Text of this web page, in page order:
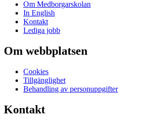
Om Medborgarskolan
In English
Kontakt
Lediga jobb
Om webbplatsen
Cookies
Tillgänglighet
Behandling av personuppgifter
Kontakt